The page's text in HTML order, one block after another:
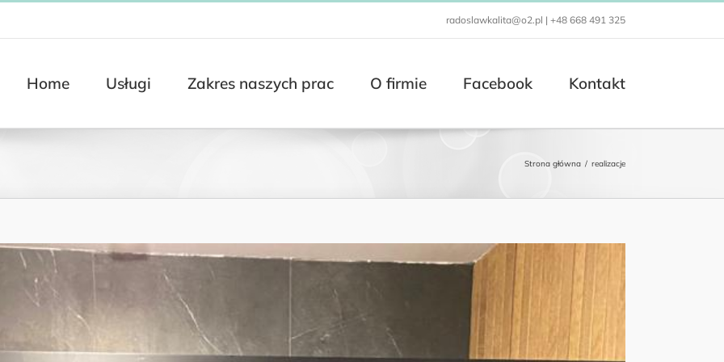
radoslawkalita@o2.pl | +48 668 491 325
Home Usługi Zakres naszych prac O firmie Facebook Kontakt
Strona główna / realizacje